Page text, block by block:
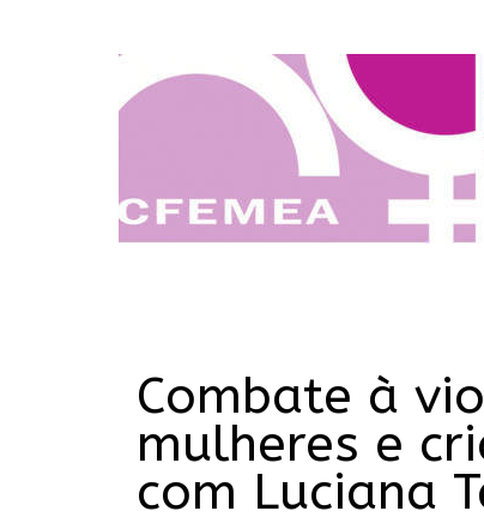
Combate à
mulheres e
com Luciana